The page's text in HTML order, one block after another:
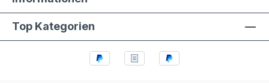
Top Kategorien